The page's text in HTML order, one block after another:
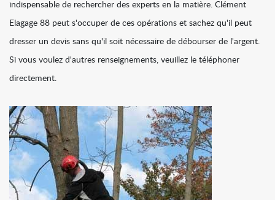
indispensable de rechercher des experts en la matière. Clément
Elagage 88 peut s'occuper de ces opérations et sachez qu'il peut
dresser un devis sans qu'il soit nécessaire de débourser de l'argent.
Si vous voulez d'autres renseignements, veuillez le téléphoner
directement.